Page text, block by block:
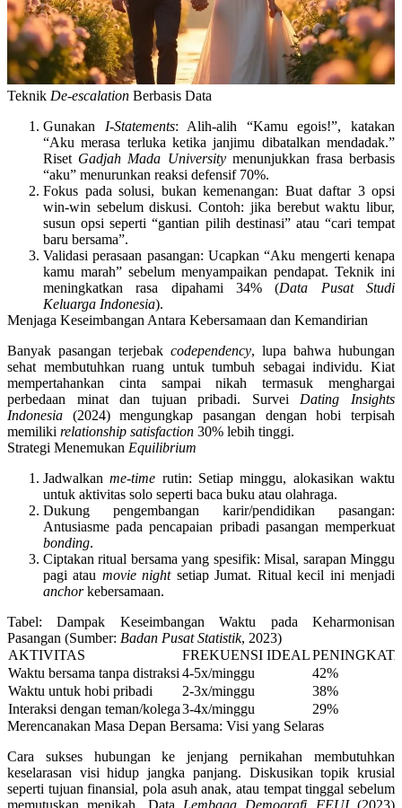
Teknik De-escalation Berbasis Data
Gunakan I-Statements: Alih-alih “Kamu egois!”, katakan
“Aku merasa terluka ketika janjimu dibatalkan mendadak.”
Riset Gadjah Mada Universitymenunjukkan frasa berbasis
“aku” menurunkan reaksi defensif 70%.
Fokus pada solusi, bukan kemenangan: Buat daftar 3 opsi
win-win sebelum diskusi. Contoh: jika berebut waktu libur,
susun opsi seperti “gantian pilih destinasi” atau “cari tempat
baru bersama”.
Validasi perasaan pasangan: Ucapkan “Aku mengerti kenapa
kamu marah” sebelum menyampaikan pendapat. Teknik ini
meningkatkan rasa dipahami 34% (Data Pusat Studi
Keluarga Indonesia).
Menjaga Keseimbangan Antara Kebersamaan dan Kemandirian
Banyak pasangan terjebak codependency, lupa bahwa hubungan
sehat membutuhkan ruang untuk tumbuh sebagai individu. Kiat
mempertahankan cinta sampai nikah termasuk menghargai
perbedaan minat dan tujuan pribadi. Survei Dating Insights
Indonesia (2024) mengungkap pasangan dengan hobi terpisah
memiliki relationship satisfaction 30% lebih tinggi.
Strategi Menemukan Equilibrium
Jadwalkanme-time rutin: Setiap minggu, alokasikan waktu
untuk aktivitas solo seperti baca buku atau olahraga.
Dukung pengembangan karir/pendidikan pasangan:
Antusiasme pada pencapaian pribadi pasangan memperkuat
bonding.
Ciptakan ritual bersama yang spesifik: Misal, sarapan Minggu
pagi atau movie nightsetiap Jumat. Ritual kecil ini menjadi
anchorkebersamaan.
Tabel: Dampak Keseimbangan Waktu pada Keharmonisan
Pasangan (Sumber: Badan Pusat Statistik, 2023)
AKTIVITAS
FREKUENSI IDEAL
Waktu bersama tanpa distraksi 4-5x/minggu
42%
Waktu untuk hobi pribadi
2-3x/minggu
38%
Interaksi dengan teman/kolega3-4x/minggu
29%
Merencanakan Masa Depan Bersama: Visi yang Selaras
Cara sukses hubungan ke jenjang pernikahan membutuhkan
keselarasan visi hidup jangka panjang. Diskusikan topik krusial
seperti tujuan finansial, pola asuh anak, atau tempat tinggal sebelum
memutuskan menikah. Data Lembaga Demografi FEUI(2023)